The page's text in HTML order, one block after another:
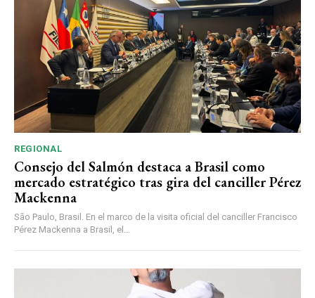
REGIONAL
Consejo del Salmón destaca a Brasil como
mercado estratégico tras gira del canciller Pérez
Mackenna
São Paulo, Brasil. En el marco de la visita oficial del canciller Francisco
Pérez Mackenna a Brasil, el...